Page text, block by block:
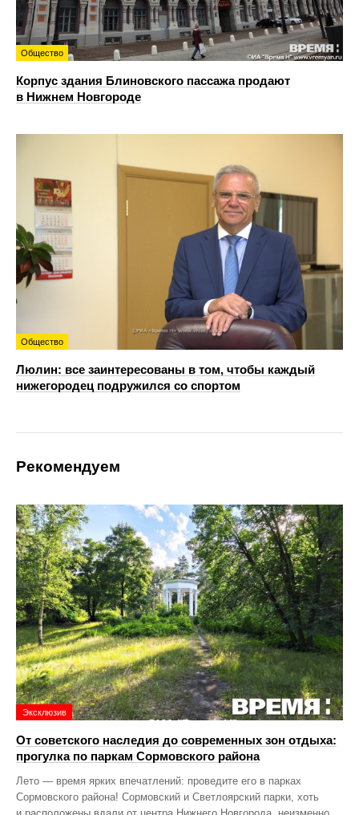
Общество
Корпус здания Блиновского пассажа продают
в Нижнем Новгороде
Общество
Люлин: все заинтересованы в том, чтобы каждый
нижегородец подружился со спортом
Рекомендуем
Эксклюзив
От советского наследия до современных зон отдыха:
прогулка по паркам Сормовского района
Лето — время ярких впечатлений: проведите его в парках
Сормовского района! Сормовский и Светлоярский парки, хоть